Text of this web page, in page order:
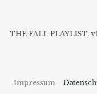
THE FALL PLAYLIST.
Impressum